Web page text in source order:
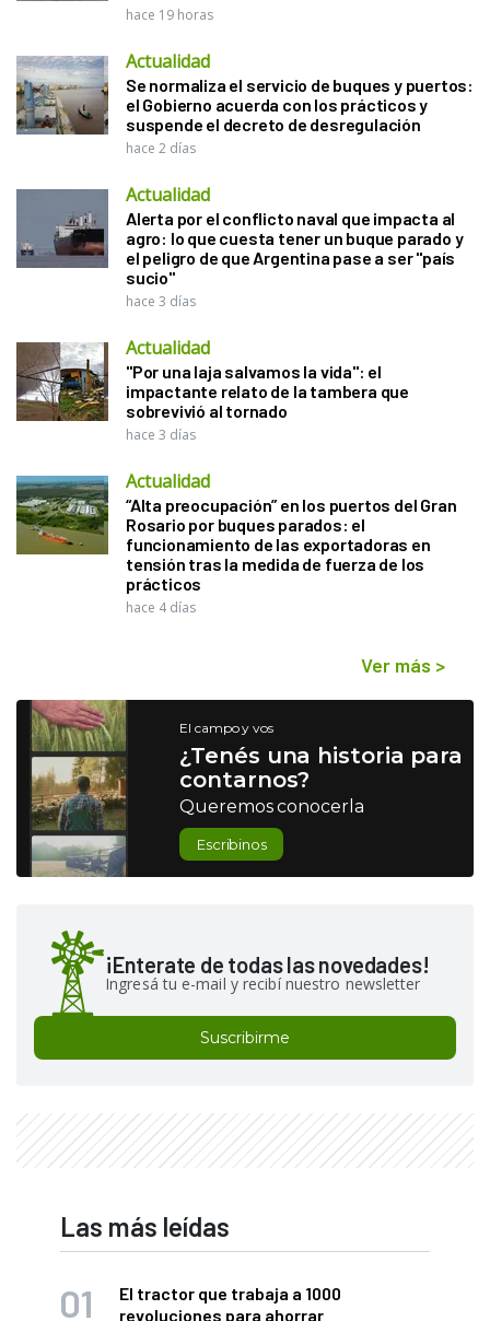
hace 19 horas
Actualidad
Se normaliza el servicio de buques y puertos:
el Gobierno acuerda con los prácticos y
suspende el decreto de desregulación
hace 2 días
Actualidad
Alerta por el conflicto naval que impacta al
agro: lo que cuesta tener un buque parado y
el peligro de que Argentina pase a ser "país
sucio"
hace 3 días
Actualidad
"Por una laja salvamos la vida": el
impactante relato de la tambera que
sobrevivió al tornado
hace 3 días
Actualidad
“Alta preocupación” en los puertos del Gran
Rosario por buques parados: el
funcionamiento de las exportadoras en
tensión tras la medida de fuerza de los
prácticos
hace 4 días
Ver más >
El campo y vos
¿Tenés una historia para
contarnos?
Queremos conocerla
Escribinos
¡Enterate de todas las novedades!
Ingresá tu e-mail y recibí nuestro newsletter
Suscribirme
Las más leídas
El tractor que trabaja a 1000
revoluciones para ahorrar